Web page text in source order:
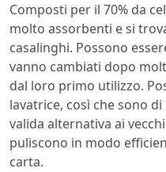
Composti per il 70% da
molto assorbenti e si
casalinghi. Possono
vanno cambiati dopo
dal loro primo utilizzo.
lavatrice, così che sono
valida alternativa ai
puliscono in modo
carta.